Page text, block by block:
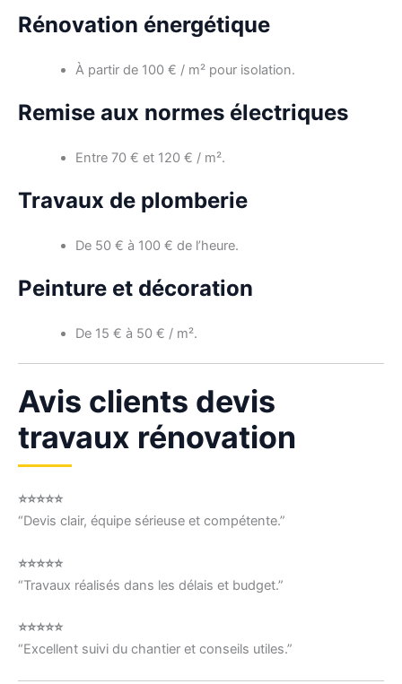
Rénovation énergétique
À partir de 100 € / m² pour isolation.
Remise aux normes électriques
Entre 70 € et 120 € / m².
Travaux de plomberie
De 50 € à 100 € de l’heure.
Peinture et décoration
De 15 € à 50 € / m².
Avis clients devis
travaux rénovation
⭐⭐⭐⭐⭐
“Devis clair, équipe sérieuse et compétente.”
⭐⭐⭐⭐⭐
“Travaux réalisés dans les délais et budget.”
⭐⭐⭐⭐⭐
“Excellent suivi du chantier et conseils utiles.”